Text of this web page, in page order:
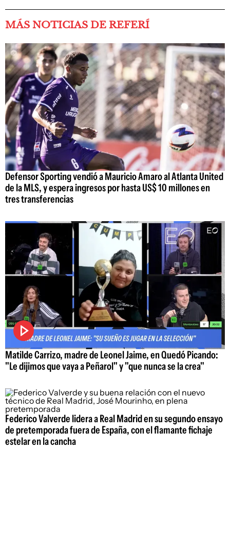
MÁS NOTICIAS DE REFERÍ
Defensor Sporting vendió a Mauricio Amaro al Atlanta United
de la MLS, y espera ingresos por hasta US$ 10 millones en
tres transferencias
Matilde Carrizo, madre de Leonel Jaime, en Quedó Picando:
"Le dijimos que vaya a Peñarol" y "que nunca se la crea"
Federico Valverde lidera a Real Madrid en su segundo ensayo
de pretemporada fuera de España, con el flamante fichaje
estelar en la cancha